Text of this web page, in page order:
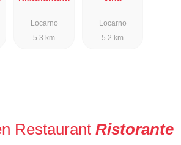
Locarno
5.3 km
Locarno
5.2 km
Restaurant Ristorante